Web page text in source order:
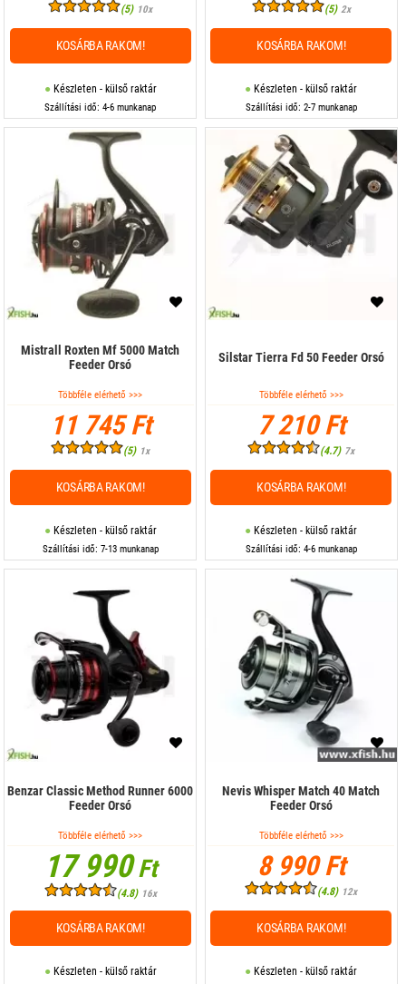
(5) 10x
Készleten - külső raktár
Szállítási idő: 4-6 munkanap
KOSÁRBA RAKOM!
(5) 2x
Készleten - külső raktár
Szállítási idő: 2-7 munkanap
KOSÁRBA RAKOM!
Mistrall Roxten Mf 5000 Match
Feeder Orsó
Többféle elérhető >>>
11 745 Ft
(5) 1x
Készleten - külső raktár
Szállítási idő: 7-13 munkanap
KOSÁRBA RAKOM!
Silstar Tierra Fd 50 Feeder Orsó
Többféle elérhető >>>
7 210 Ft
(4.7) 7x
Készleten - külső raktár
Szállítási idő: 4-6 munkanap
KOSÁRBA RAKOM!
Benzar Classic Method Runner 6000
Feeder Orsó
Többféle elérhető >>>
17 990Ft
(4.8) 16x
Készleten - külső raktár
KOSÁRBA RAKOM!
Nevis Whisper Match 40 Match
Feeder Orsó
Többféle elérhető >>>
8 990 Ft
(4.8) 12x
Készleten - külső raktár
KOSÁRBA RAKOM!